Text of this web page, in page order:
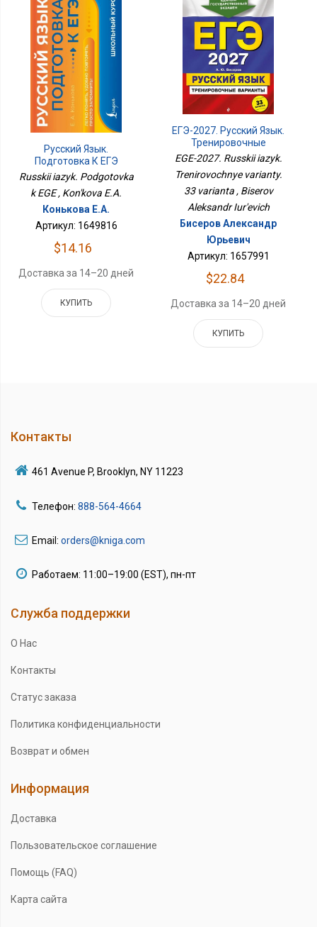
Русский Язык.
Подготовка К ЕГЭ
Russkii iazyk. Podgotovka
k EGE , Kon'kova E.A.
Конькова Е.А.
Артикул: 1649816
$14.16
Доставка за 14–20 дней
КУПИТЬ
ЕГЭ-2027. Русский Язык.
Тренировочные
Варианты. 33 Варианта
EGE-2027. Russkii iazyk.
Trenirovochnye varianty.
33 varianta , Biserov
Aleksandr Iur'evich
Бисеров Александр
Юрьевич
Артикул: 1657991
$22.84
Доставка за 14–20 дней
КУПИТЬ
Контакты
461 Avenue P, Brooklyn, NY 11223
Телефон: 888-564-4664
Email: orders@kniga.com
Работаем: 11:00–19:00 (EST), пн-пт
Служба поддержки
О Нас
Контакты
Статус заказа
Политика конфиденциальности
Возврат и обмен
Информация
Доставка
Пользовательское соглашение
Помощь (FAQ)
Карта сайта